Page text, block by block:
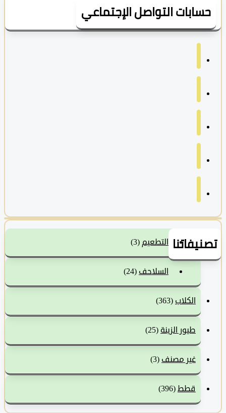
التواصل الإجتماعي
التطعيم(3)
السلاحف(24)
الكلاب(363)
طيور الزينة (25)
غير مصنف(3)
قطط (396)